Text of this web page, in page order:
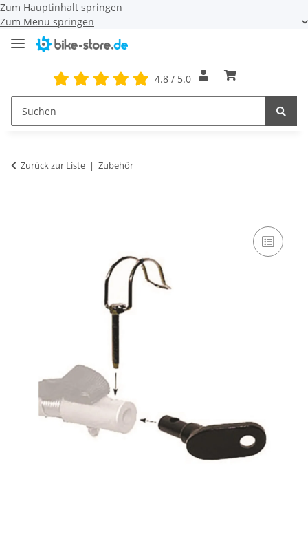
Zum Hauptinhalt springen
Zum Menü springen
4.8 / 5.0
Zurück zur Liste Zubehör